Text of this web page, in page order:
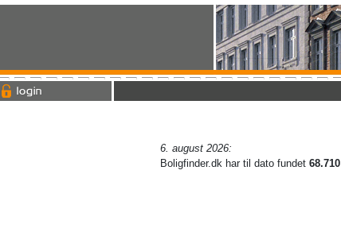
login
6. august 2026:
Boligfinder.dk har til dato fundet68.710